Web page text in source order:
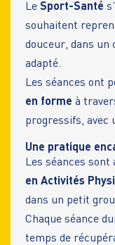
Le Sport-Santé
souhaitent
douceur, dans un
adapté.
Les séances ont
en forme à
progressifs, avec
Une pratique
Les séances sont
en Activités
dans un petit
Chaque séance
temps de